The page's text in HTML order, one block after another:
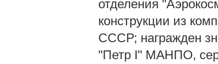
отделения
конструкции из
СССР; награжден
"Петр I" МАНПО,